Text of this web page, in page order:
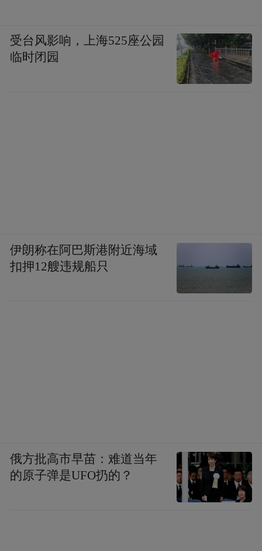
受台风影响，上海525座公园
临时闭园
伊朗称在阿巴斯港附近海域
扣押12艘违规船只
俄方批高市早苗：难道当年
的原子弹是UFO扔的？